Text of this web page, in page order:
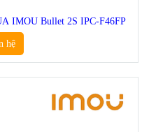
IMOU Bullet 2S IPC-F46FP
hệ